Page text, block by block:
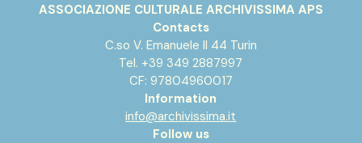
ASSOCIAZIONE CULTURALE ARCHIVISSIMA APS
Contacts
C.so V. Emanuele II 44 Turin
Tel. +39 349 2887997
CF: 97804960017
Information
info@archivissima.it
Follow us